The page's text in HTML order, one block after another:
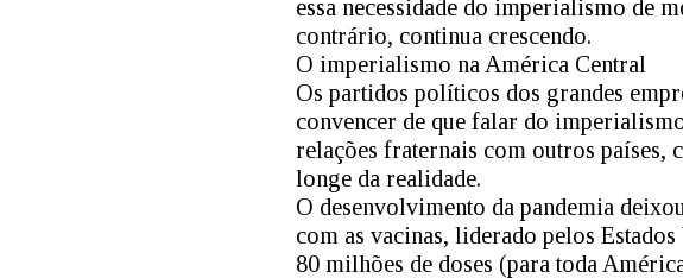
essa necessidade do imperialismo de
contrário, continua crescendo.
O imperialismo na América Central
Os partidos políticos dos grandes
convencer de que falar do
relações fraternais com outros países,
longe da realidade.
O desenvolvimento da pandemia
com as vacinas, liderado pelos
80 milhões de doses (para toda